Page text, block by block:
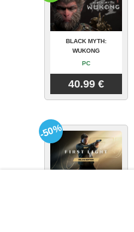
BLACK MYTH:
WUKONG
PC
40.99 €
-50%